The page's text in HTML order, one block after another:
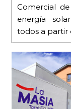
Comercial
energía
todos a partir